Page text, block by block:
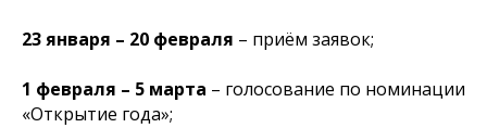
23 января – 20 февраля – приём заявок;
1 февраля – 5 марта – голосование по номинации
«Открытие года»;